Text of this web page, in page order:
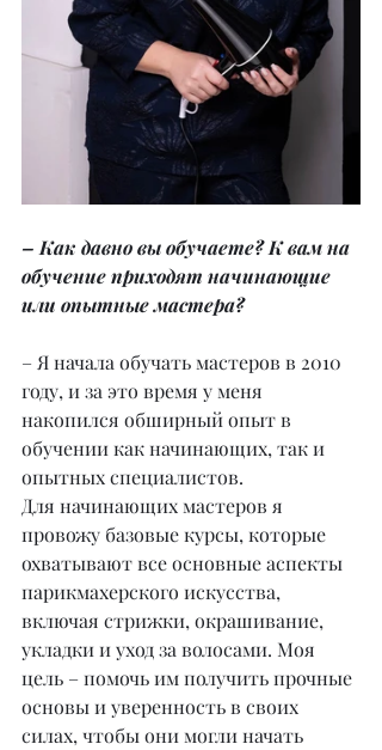
– Как давно вы обучаете? К вам на
обучение приходят начинающие
или опытные мастера?
– Я начала обучать мастеров в 2010
году, и за это время у меня
накопился обширный опыт в
обучении как начинающих, так и
опытных специалистов.
Для начинающих мастеров я
провожу базовые курсы, которые
охватывают все основные аспекты
парикмахерского искусства,
включая стрижки, окрашивание,
укладки и уход за волосами. Моя
цель – помочь им получить прочные
основы и уверенность в своих
силах, чтобы они могли начать